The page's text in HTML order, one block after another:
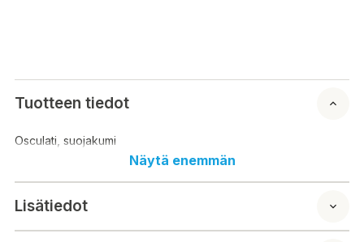
Tuotteen tiedot
Osculati, suojakumi
Näytä enemmän
Lisätiedot